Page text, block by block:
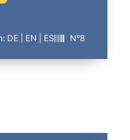
DE | EN | ES N°8